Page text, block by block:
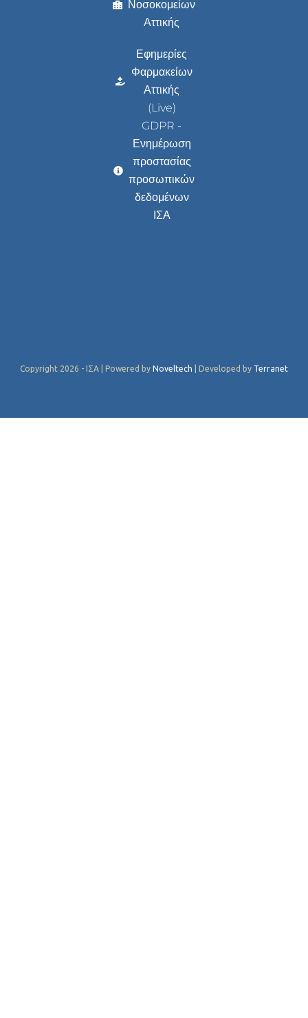
Νοσοκομείων
Αττικής
Εφημερίες
Φαρμακείων
Αττικής
(Live)
GDPR -
Ενημέρωση
προστασίας
προσωπικών
δεδομένων
ΙΣΑ
Copyright 2026 - ΙΣΑ | Powered by Noveltech | Developed by Terranet